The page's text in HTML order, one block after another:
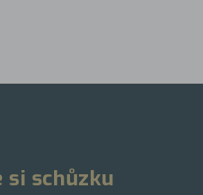
si schůzku